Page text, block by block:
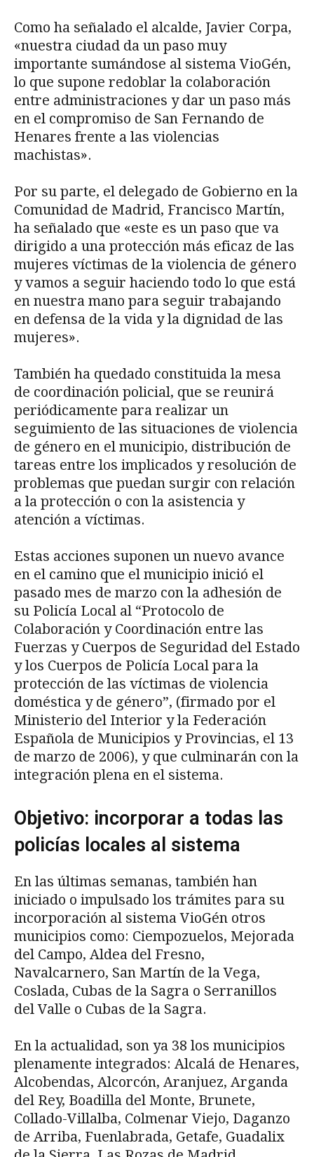
Como ha señalado el alcalde, Javier Corpa,
«nuestra ciudad da un paso muy
importante sumándose al sistema VioGén,
lo que supone redoblar la colaboración
entre administraciones y dar un paso más
en el compromiso de San Fernando de
Henares frente a las violencias
machistas».
Por su parte, el delegado de Gobierno en la
Comunidad de Madrid, Francisco Martín,
ha señalado que «este es un paso que va
dirigido a una protección más eficaz de las
mujeres víctimas de la violencia de género
y vamos a seguir haciendo todo lo que está
en nuestra mano para seguir trabajando
en defensa de la vida y la dignidad de las
mujeres».
También ha quedado constituida la mesa
de coordinación policial, que se reunirá
periódicamente para realizar un
seguimiento de las situaciones de violencia
de género en el municipio, distribución de
tareas entre los implicados y resolución de
problemas que puedan surgir con relación
a la protección o con la asistencia y
atención a víctimas.
Estas acciones suponen un nuevo avance
en el camino que el municipio inició el
pasado mes de marzo con la adhesión de
su Policía Local al “Protocolo de
Colaboración y Coordinación entre las
Fuerzas y Cuerpos de Seguridad del Estado
y los Cuerpos de Policía Local para la
protección de las víctimas de violencia
doméstica y de género”, (firmado por el
Ministerio del Interior y la Federación
Española de Municipios y Provincias, el 13
de marzo de 2006), y que culminarán con la
integración plena en el sistema.
Objetivo: incorporar a todas las
policías locales al sistema
En las últimas semanas, también han
iniciado o impulsado los trámites para su
incorporación al sistema VioGén otros
municipios como: Ciempozuelos, Mejorada
del Campo, Aldea del Fresno,
Navalcarnero, San Martín de la Vega,
Coslada, Cubas de la Sagra o Serranillos
del Valle o Cubas de la Sagra.
En la actualidad, son ya 38 los municipios
plenamente integrados: Alcalá de Henares,
Alcobendas, Alcorcón, Aranjuez, Arganda
del Rey, Boadilla del Monte, Brunete,
Collado-Villalba, Colmenar Viejo, Daganzo
de Arriba, Fuenlabrada, Getafe, Guadalix